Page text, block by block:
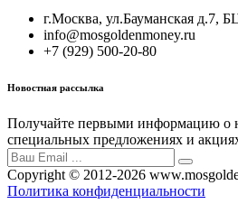
г.Москва, ул.Бауманская д.7,
info@mosgoldenmoney.ru
+7 (929) 500-20-80
Новостная рассылка
Получайте первыми информацию о
специальных предложениях и
Copyright © 2012-2026
Политика конфиденциальности